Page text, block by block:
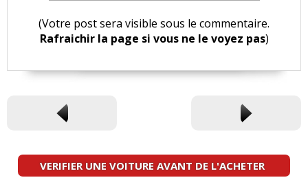
(Votre post sera visible sous le commentaire.
Rafraichir la page si vous ne le voyez pas)
VERIFIER UNE VOITURE AVANT DE L'ACHETER